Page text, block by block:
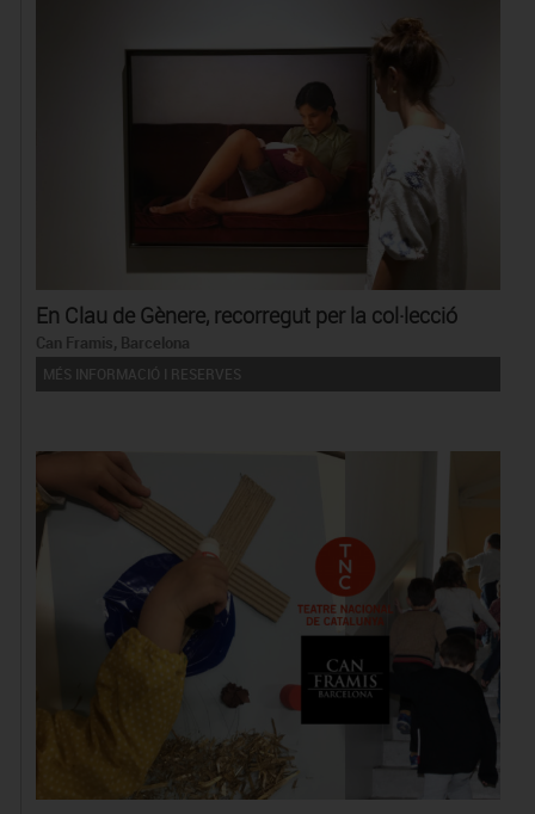
En Clau de Gènere, recorregut per la col·lecció
Can Framis, Barcelona
MÉS INFORMACIÓ I RESERVES